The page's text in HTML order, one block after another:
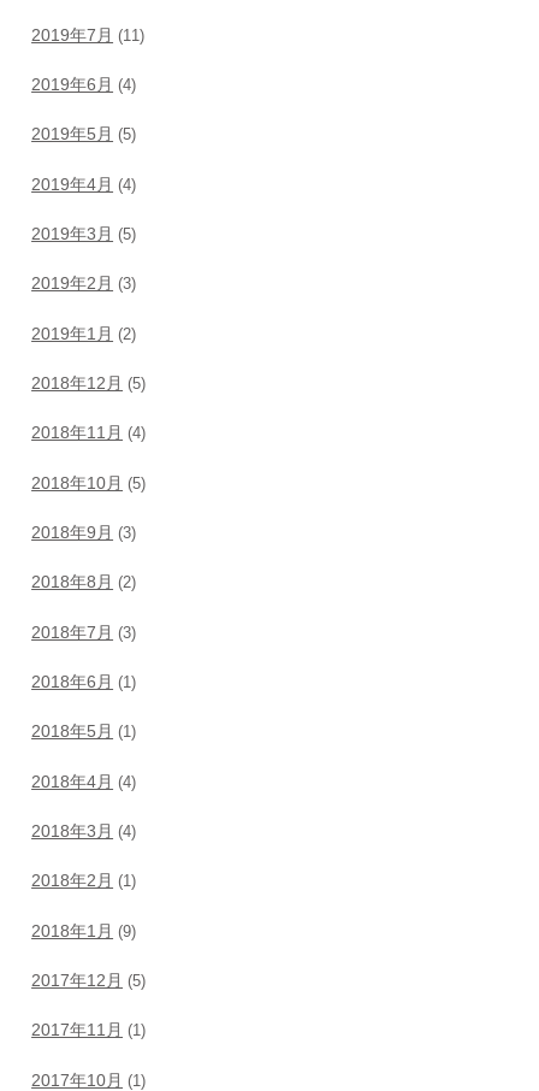
2019年7月 (11)
2019年6月 (4)
2019年5月 (5)
2019年4月 (4)
2019年3月 (5)
2019年2月 (3)
2019年1月 (2)
2018年12月 (5)
2018年11月 (4)
2018年10月 (5)
2018年9月 (3)
2018年8月 (2)
2018年7月 (3)
2018年6月 (1)
2018年5月 (1)
2018年4月 (4)
2018年3月 (4)
2018年2月 (1)
2018年1月 (9)
2017年12月 (5)
2017年11月 (1)
2017年10月 (1)